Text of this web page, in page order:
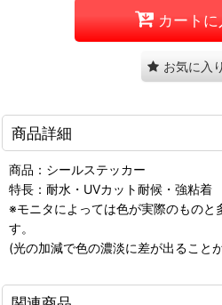
カートに
お気に入
商品詳細
商品：シールステッカー
特長：耐水・UVカット耐候・強粘着
※モニタによっては色が実際のものと
す。
(光の加減で色の濃淡に差が出ること